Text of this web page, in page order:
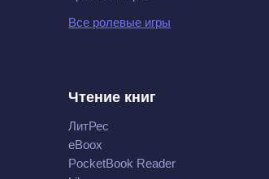
Все ролевые игры
Чтение книг
ЛитРес
eBoox
PocketBook Reader